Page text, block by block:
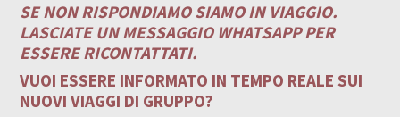
SE NON RISPONDIAMO SIAMO IN VIAGGIO.
LASCIATE UN MESSAGGIO WHATSAPP PER
ESSERE RICONTATTATI.
VUOI ESSERE INFORMATO IN TEMPO REALE SUI
NUOVI VIAGGI DI GRUPPO?